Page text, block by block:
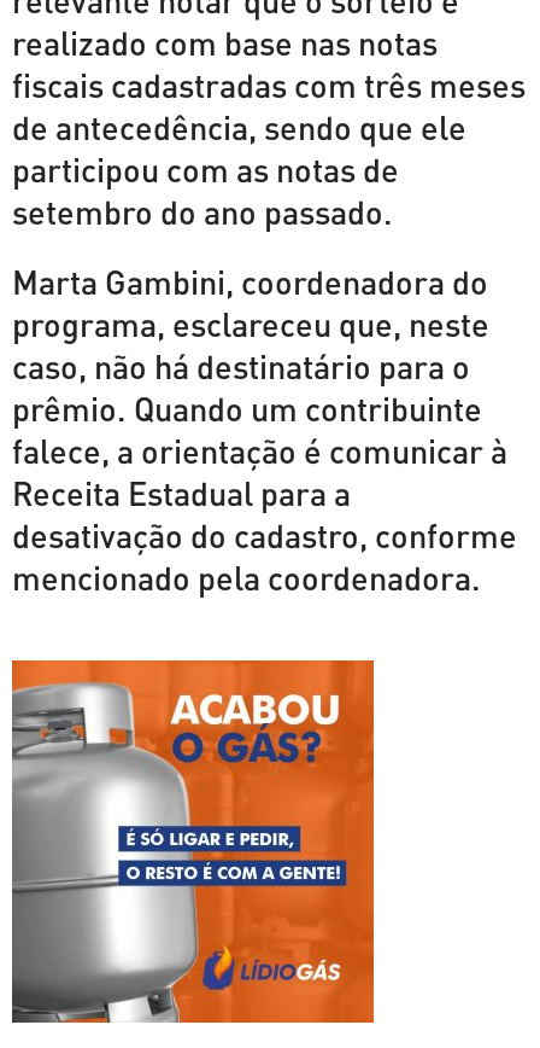
realizado com base nas notas
fiscais cadastradas com três meses
de antecedência, sendo que ele
participou com as notas de
setembro do ano passado.
Marta Gambini, coordenadora do
programa, esclareceu que, neste
caso, não há destinatário para o
prêmio. Quando um contribuinte
falece, a orientação é comunicar à
Receita Estadual para a
desativação do cadastro, conforme
mencionado pela coordenadora.